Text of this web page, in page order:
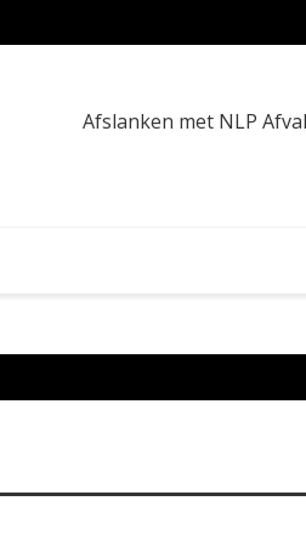
Afslanken met NLP